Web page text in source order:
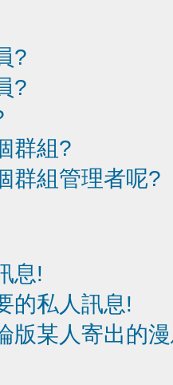
?
?
群組?
群組管理者呢?
息!
的私人訊息!
版某人寄出的